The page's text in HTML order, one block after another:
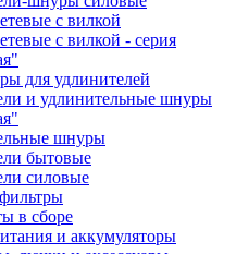
с вилкой
с вилкой - серия
для удлинителей
и удлинительные шнуры
шнуры
бытовые
силовые
в сборе
и аккумуляторы